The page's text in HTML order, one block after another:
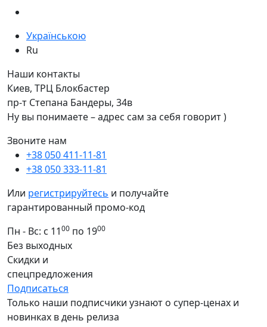
Українською
Ru
Наши контакты
Киев, ТРЦ Блокбастер
пр-т Степана Бандеры, 34в
Ну вы понимаете – адрес сам за себя говорит )
Звоните нам
+38 050 411-11-81
+38 050 333-11-81
Или регистрируйтесь и получайте
гарантированный промо-код
Пн - Вс: с 1100 по 1900
Без выходных
Скидки и
спецпредложения
Подписаться
Только наши подписчики узнают о супер-ценах и
новинках в день релиза